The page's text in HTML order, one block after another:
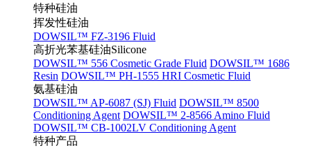
特种硅油
挥发性硅油
DOWSIL™ FZ-3196 Fluid
高折光苯基硅油Silicone
DOWSIL™ 556 Cosmetic Grade Fluid DOWSIL™ 1686
Resin DOWSIL™ PH-1555 HRI Cosmetic Fluid
氨基硅油
DOWSIL™ AP-6087 (SJ) Fluid DOWSIL™ 8500
Conditioning Agent DOWSIL™ 2-8566 Amino Fluid
DOWSIL™ CB-1002LV Conditioning Agent
特种产品